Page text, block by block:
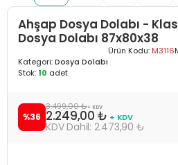
Ahşap Dosya Dolabı -
Dosya Dolabı 87x80x38
Kategori:Dosya Dolabı
Ürün Kodu: M3116
Stok: 10 adet
%36
3.499,00 ₺+ KDV
2.249,00 ₺ + KDV
2.473,90 ₺